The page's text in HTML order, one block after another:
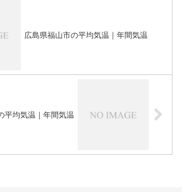
広島県福山市の平均気温｜年間気温
平均気温｜年間気温